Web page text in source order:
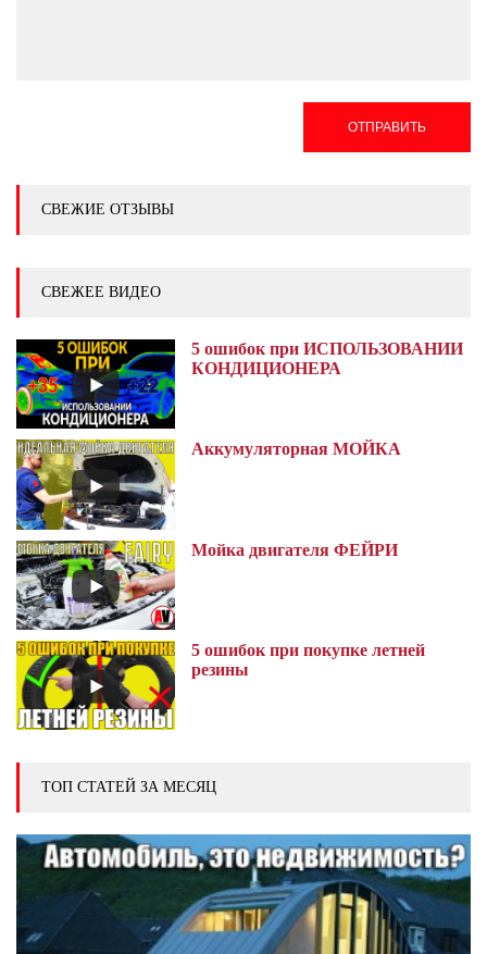
ОТПРАВИТЬ
СВЕЖИЕ ОТЗЫВЫ
СВЕЖЕЕ ВИДЕО
5 ошибок при ИСПОЛЬЗОВАНИИ
КОНДИЦИОНЕРА
Аккумуляторная МОЙКА
Мойка двигателя ФЕЙРИ
5 ошибок при покупке летней
резины
ТОП СТАТЕЙ ЗА МЕСЯЦ